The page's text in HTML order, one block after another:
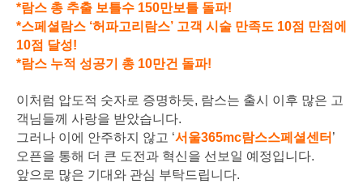
*람스 총 추출 보틀수 150만보틀 돌파!
*스페셜람스 ‘허파고리람스’ 고객 시술 만족도 10점 만점에
10점 달성!
*람스 누적 성공기 총 10만건 돌파!
이처럼 압도적 숫자로 증명하듯, 람스는 출시 이후 많은 고
객님들께 사랑을 받았습니다.
그러나 이에 안주하지 않고 ‘서울365mc람스스페셜센터 ’
오픈을 통해 더 큰 도전과 혁신을 선보일 예정입니다.
앞으로 많은 기대와 관심 부탁드립니다.